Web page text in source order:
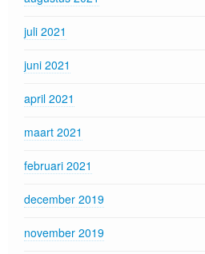
juli 2021
juni 2021
april 2021
maart 2021
februari 2021
december 2019
november 2019